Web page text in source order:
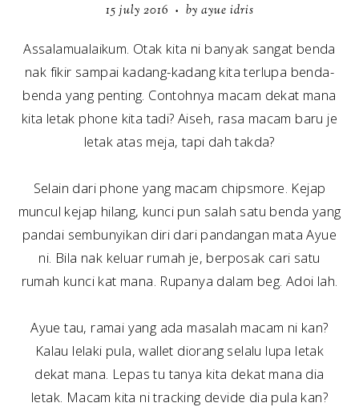
15 july 2016 • by ayue idris
Assalamualaikum. Otak kita ni banyak sangat benda
nak fikir sampai kadang-kadang kita terlupa benda-
benda yang penting. Contohnya macam dekat mana
kita letak phone kita tadi? Aiseh, rasa macam baru je
letak atas meja, tapi dah takda?
Selain dari phone yang macam chipsmore. Kejap
muncul kejap hilang, kunci pun salah satu benda yang
pandai sembunyikan diri dari pandangan mata Ayue
ni. Bila nak keluar rumah je, berposak cari satu
rumah kunci kat mana. Rupanya dalam beg. Adoi lah.
Ayue tau, ramai yang ada masalah macam ni kan?
Kalau lelaki pula, wallet diorang selalu lupa letak
dekat mana. Lepas tu tanya kita dekat mana dia
letak. Macam kita ni tracking devide dia pula kan?